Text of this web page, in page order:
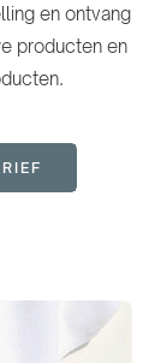
en ontvang
producten en